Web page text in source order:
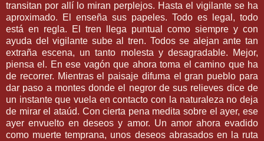
transitan por allí lo miran perplejos. Hasta el vigilante se ha
aproximado. El enseña sus papeles. Todo es legal, todo
está en regla. El tren llega puntual como siempre y con
ayuda del vigilante sube al tren. Todos se alejan ante tan
extraña escena, un tanto molesta y desagradable. Mejor,
piensa el. En ese vagón que ahora toma el camino que ha
de recorrer. Mientras el paisaje difuma el gran pueblo para
dar paso a montes donde el negror de sus relieves dice de
un instante que vuela en contacto con la naturaleza no deja
de mirar el ataúd. Con cierta pena medita sobre el ayer, ese
ayer envuelto en deseos y amor. Un amor ahora evadido
como muerte temprana, unos deseos abrasados en la ruta